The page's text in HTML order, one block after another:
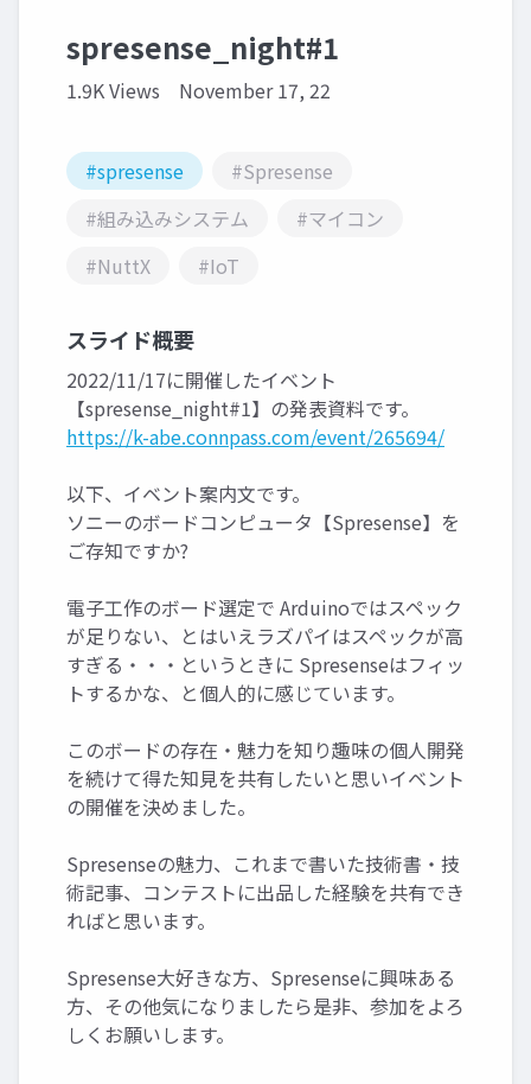
spresense_night#1
1.9K Views November 17, 22
#spresense
#Spresense
#組み込みシステム
#マイコン
#NuttX
#IoT
スライド概要
2022/11/17に開催したイベント
【spresense_night#1】の発表資料です。
https://k-abe.connpass.com/event/265694/
以下、イベント案内文です。
ソニーのボードコンピュータ【Spresense】を
ご存知ですか?
電子工作のボード選定で Arduinoではスペック
が足りない、とはいえラズパイはスペックが高
すぎる・・・というときに Spresenseはフィッ
トするかな、と個人的に感じています。
このボードの存在・魅力を知り趣味の個人開発
を続けて得た知見を共有したいと思いイベント
の開催を決めました。
Spresenseの魅力、これまで書いた技術書・技
術記事、コンテストに出品した経験を共有でき
ればと思います。
Spresense大好きな方、Spresenseに興味ある
方、その他気になりましたら是非、参加をよろ
しくお願いします。